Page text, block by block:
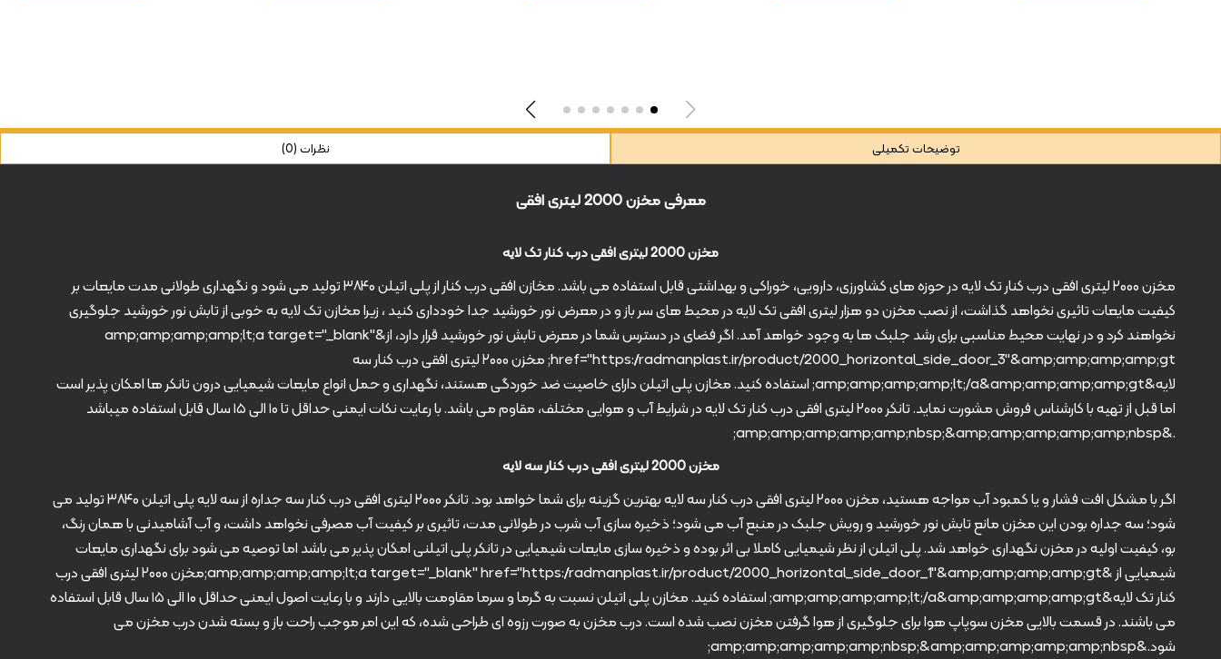
توضیحات تکمیلی نظرات (0)
معرفی مخزن 2000 لیتری افقی
مخزن 2000 لیتری افقی درب کنار تک لایه
مخزن ۲۰۰۰ لیتری افقی درب کنار تک لایه در حوزه های کشاورزی، دارویی، خوراکی و بهداشتی قابل استفاده می باشد. مخازن افقی درب کنار از پلی اتیلن ۳۸۴۰ تولید می شود و نگهداری طولانی مدت مایعات بر
کیفیت مایعات تاثیری نخواهد گذاشت، از نصب مخزن دو هزار لیتری افقی تک لایه در محیط های سر باز و در معرض نور خورشید جدا خودداری کنید ، زیرا مخازن تک لایه به خوبی از تابش نور خورشید جلوگیری
نخواهند کرد و در نهایت محیط مناسبی برای رشد جلبک ها به وجود خواهد آمد. اگر فضای در دسترس شما در معرض تابش نور خورشید قرار دارد، از&amp;amp;amp;amp;lt;a target="_blank"
href="https://radmanplast.ir/product/2000_horizontal_side_door_3"&amp;amp;amp;amp;gt; مخزن ۲۰۰۰ لیتری افقی درب کنار سه
لایه&amp;amp;amp;amp;lt;/a&amp;amp;amp;amp;gt; استفاده کنید. مخازن پلی اتیلن دارای خاصیت ضد خوردگی هستند، نگهداری و حمل انواع مایعات شیمیایی درون تانکر ها امکان پذیر است
اما قبل از تهیه با کارشناس فروش مشورت نماید. تانکر ۲۰۰۰ لیتری افقی درب کنار تک لایه در شرایط آب و هوایی مختلف، مقاوم می باشد. با رعایت نکات ایمنی حداقل تا ۱۰ الی ۱۵ سال قابل استفاده میباشد
.&amp;amp;amp;amp;amp;nbsp;&amp;amp;amp;amp;amp;nbsp;
مخزن 2000 لیتری افقی درب کنار سه لایه
اگر با مشکل افت فشار و یا کمبود آب مواجه هستید، مخزن ۲۰۰۰ لیتری افقی درب کنار سه لایه بهترین گزینه برای شما خواهد بود. تانکر ۲۰۰۰ لیتری افقی درب کنار سه جداره از سه لایه پلی اتیلن ۳۸۴۰ تولید می
شود؛ سه جداره بودن این مخزن مانع تابش نور خورشید و رویش جلبک در منبع آب می شود؛ ذخیره سازی آب شرب در طولانی مدت، تاثیری بر کیفیت آب مصرفی نخواهد داشت، و آب آشامیدنی با همان رنگ،
بو، کیفیت اولیه در مخزن نگهداری خواهد شد. پلی اتیلن از نظر شیمیایی کاملا بی اثر بوده و ذخیره سازی مایعات شیمیایی در تانکر پلی اتیلنی امکان پذیر می باشد اما توصیه می شود برای نگهداری مایعات
شیمیایی از &amp;amp;amp;amp;lt;a target="_blank" href="https://radmanplast.ir/product/2000_horizontal_side_door_1"&amp;amp;amp;amp;gt;مخزن ۲۰۰۰ لیتری افقی درب
کنار تک لایه&amp;amp;amp;amp;lt;/a&amp;amp;amp;amp;gt; استفاده کنید. مخازن پلی اتیلن نسبت به گرما و سرما مقاومت بالایی دارند و با رعایت اصول ایمنی حداقل ۱۰ الی ۱۵ سال قابل استفاده
می باشند. در قسمت بالایی مخزن سوپاپ هوا برای جلوگیری از هوا گرفتن مخزن نصب شده است. درب مخزن به صورت رزوه ای طراحی شده، که این امر موجب راحت باز و بسته شدن درب مخزن می
شود.&amp;amp;amp;amp;amp;nbsp;&amp;amp;amp;amp;amp;nbsp;